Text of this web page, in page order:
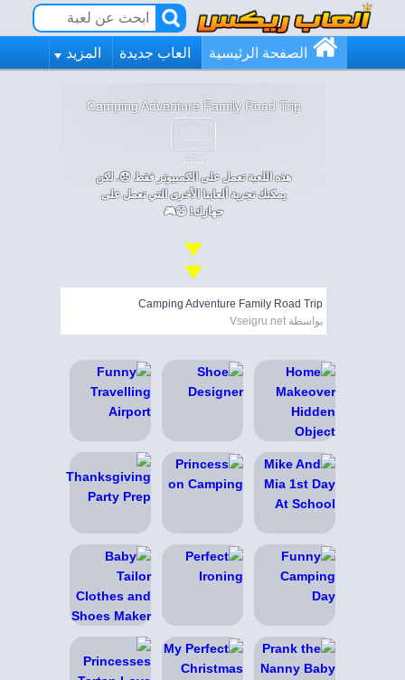
الصفحة الرئيسية العاب جديدة المزيد
Camping Adventure Family Road Trip
هذه اللعبة تعمل على الكمبيوتر فقط 😞. لكن
يمكنك تجربة ألعابنا الأخرى التي تعمل على
جهازك! 😄🎮
Camping Adventure Family Road Trip
بواسطة Vseigru.net